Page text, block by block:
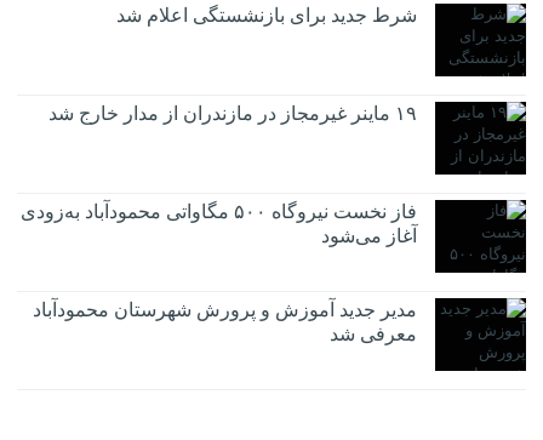
شرط جدید برای بازنشستگی اعلام شد
۱۹ ماینر غیرمجاز در مازندران از مدار خارج شد
فاز نخست نیروگاه ۵۰۰ مگاواتی محمودآباد به‌زودی
آغاز می‌شود
مدیر جدید آموزش و پرورش شهرستان محمودآباد
معرفی شد